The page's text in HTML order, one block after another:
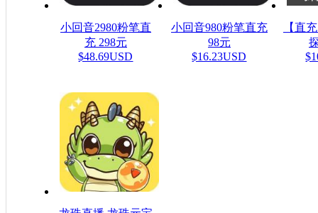
小回音2980粉笔直
充 298元
$48.69USD
小回音980粉笔直充
98元
$16.23USD
【直